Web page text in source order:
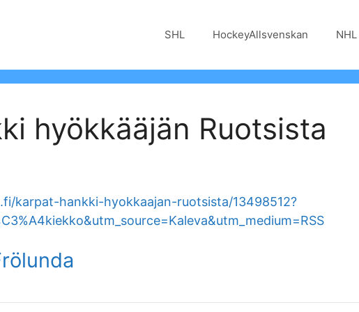
SHL HockeyAllsvenskan NHL
hyökkääjän Ruotsista
karpat-hankki-hyokkaajan-ruotsista/13498512?